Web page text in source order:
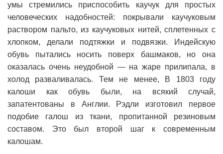
умы стремились приспособить каучук для простых
человеческих надобностей: покрывали каучуковым
раствором пальто, из каучуковых нитей, сплетенных с
хлопком, делали подтяжки и подвязки. Индейскую
обувь пытались носить поверх башмаков, но она
оказалась очень неудобной — на жаре прилипала, в
xoлoд разваливалась. Тем не менее, В 1803 году
калоши как обувь были, на всякий случай,
запатентованы в Англии. Рэдли изготовил первое
подобие галош из ткани, пропитанной резиновым
составом. Это был второй шаг к современным
калошам.